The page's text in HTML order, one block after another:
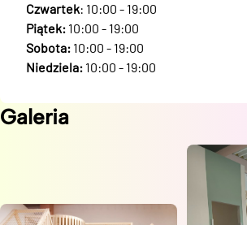
Czwartek: 10:00 - 19:00
Piątek: 10:00 - 19:00
Sobota: 10:00 - 19:00
Niedziela: 10:00 - 19:00
Galeria